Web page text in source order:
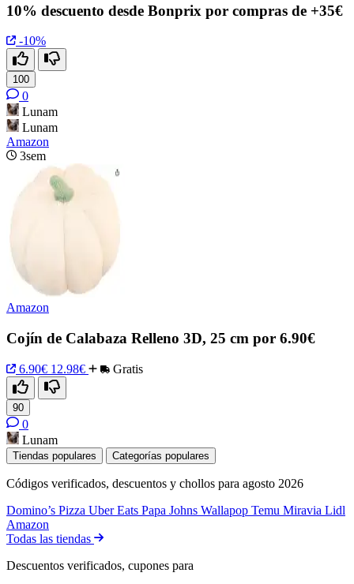
10% descuento desde Bonprix por compras de +35€
-10%
100
0
Lunam
Lunam
Amazon
3sem
Amazon
Cojín de Calabaza Relleno 3D, 25 cm por 6.90€
6.90€ 12.98€ Gratis
90
0
Lunam
Tiendas populares Categorías populares
Códigos verificados, descuentos y chollos para agosto 2026
Domino’s Pizza Uber Eats Papa Johns Wallapop Temu Miravia Lidl
Amazon
Todas las tiendas
Descuentos verificados, cupones para